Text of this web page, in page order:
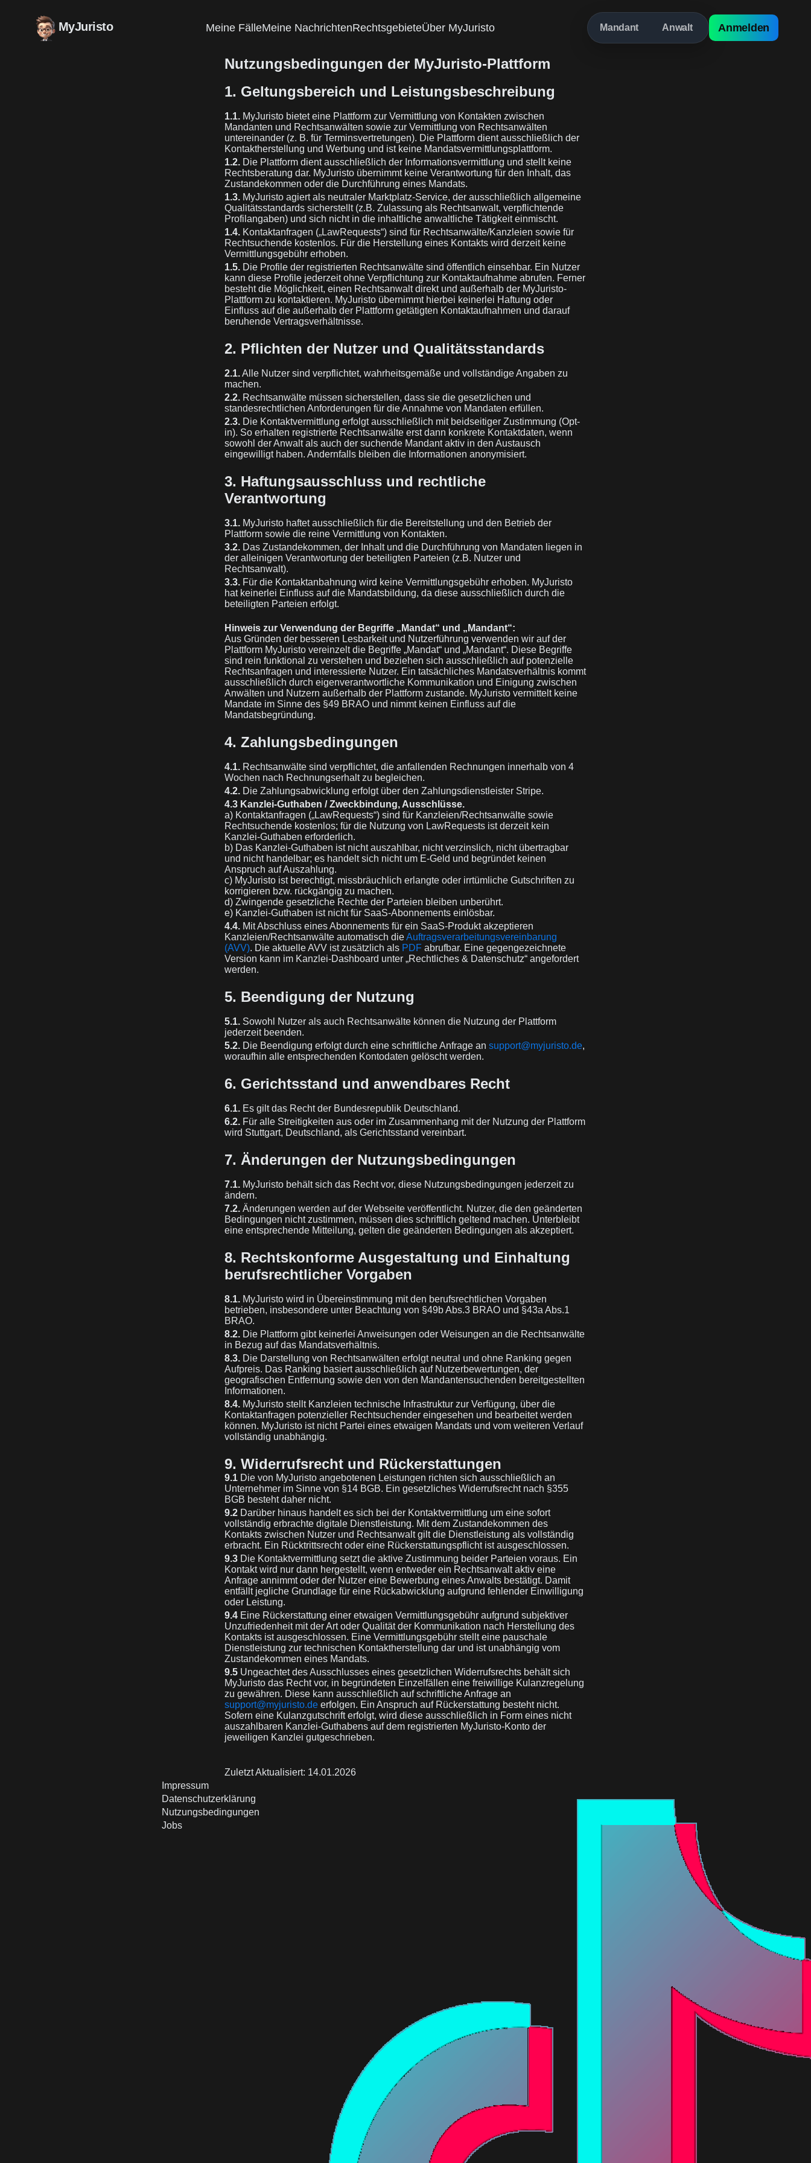
MyJuristo Meine FälleMeine NachrichtenRechtsgebieteÜber MyJuristo Mandant Anwalt Anmelden
Nutzungsbedingungen der MyJuristo-Plattform
1. Geltungsbereich und Leistungsbeschreibung
1.1. MyJuristo bietet eine Plattform zur Vermittlung von Kontakten zwischen
Mandanten und Rechtsanwälten sowie zur Vermittlung von Rechtsanwälten
untereinander (z. B. für Terminsvertretungen). Die Plattform dient ausschließlich der
Kontaktherstellung und Werbung und ist keine Mandatsvermittlungsplattform.
1.2. Die Plattform dient ausschließlich der Informationsvermittlung und stellt keine
Rechtsberatung dar. MyJuristo übernimmt keine Verantwortung für den Inhalt, das
Zustandekommen oder die Durchführung eines Mandats.
1.3. MyJuristo agiert als neutraler Marktplatz-Service, der ausschließlich allgemeine
Qualitätsstandards sicherstellt (z.B. Zulassung als Rechtsanwalt, verpflichtende
Profilangaben) und sich nicht in die inhaltliche anwaltliche Tätigkeit einmischt.
1.4. Kontaktanfragen („LawRequests“) sind für Rechtsanwälte/Kanzleien sowie für
Rechtsuchende kostenlos. Für die Herstellung eines Kontakts wird derzeit keine
Vermittlungsgebühr erhoben.
1.5. Die Profile der registrierten Rechtsanwälte sind öffentlich einsehbar. Ein Nutzer
kann diese Profile jederzeit ohne Verpflichtung zur Kontaktaufnahme abrufen. Ferner
besteht die Möglichkeit, einen Rechtsanwalt direkt und außerhalb der MyJuristo-
Plattform zu kontaktieren. MyJuristo übernimmt hierbei keinerlei Haftung oder
Einfluss auf die außerhalb der Plattform getätigten Kontaktaufnahmen und darauf
beruhende Vertragsverhältnisse.
2. Pflichten der Nutzer und Qualitätsstandards
2.1.Alle Nutzer sind verpflichtet, wahrheitsgemäße und vollständige Angaben zu
machen.
2.2. Rechtsanwälte müssen sicherstellen, dass sie die gesetzlichen und
standesrechtlichen Anforderungen für die Annahme von Mandaten erfüllen.
2.3. Die Kontaktvermittlung erfolgt ausschließlich mit beidseitiger Zustimmung (Opt-
in). So erhalten registrierte Rechtsanwälte erst dann konkrete Kontaktdaten, wenn
sowohl der Anwalt als auch der suchende Mandant aktiv in den Austausch
eingewilligt haben. Andernfalls bleiben die Informationen anonymisiert.
3. Haftungsausschluss und rechtliche
Verantwortung
3.1. MyJuristo haftet ausschließlich für die Bereitstellung und den Betrieb der
Plattform sowie die reine Vermittlung von Kontakten.
3.2. Das Zustandekommen, der Inhalt und die Durchführung von Mandaten liegen in
der alleinigen Verantwortung der beteiligten Parteien (z.B. Nutzer und
Rechtsanwalt).
3.3. Für die Kontaktanbahnung wird keine Vermittlungsgebühr erhoben. MyJuristo
hat keinerlei Einfluss auf die Mandatsbildung, da diese ausschließlich durch die
beteiligten Parteien erfolgt.
Hinweis zur Verwendung der Begriffe „Mandat“ und „Mandant“:
Aus Gründen der besseren Lesbarkeit und Nutzerführung verwenden wir auf der
Plattform MyJuristo vereinzelt die Begriffe „Mandat“ und „Mandant“. Diese Begriffe
sind rein funktional zu verstehen und beziehen sich ausschließlich auf potenzielle
Rechtsanfragen und interessierte Nutzer. Ein tatsächliches Mandatsverhältnis kommt
ausschließlich durch eigenverantwortliche Kommunikation und Einigung zwischen
Anwälten und Nutzern außerhalb der Plattform zustande. MyJuristo vermittelt keine
Mandate im Sinne des §49 BRAO und nimmt keinen Einfluss auf die
Mandatsbegründung.
4. Zahlungsbedingungen
4.1. Rechtsanwälte sind verpflichtet, die anfallenden Rechnungen innerhalb von 4
Wochen nach Rechnungserhalt zu begleichen.
4.2. Die Zahlungsabwicklung erfolgt über den Zahlungsdienstleister Stripe.
4.3 Kanzlei-Guthaben / Zweckbindung, Ausschlüsse.
a) Kontaktanfragen („LawRequests“) sind für Kanzleien/Rechtsanwälte sowie
Rechtsuchende kostenlos; für die Nutzung von LawRequests ist derzeit kein
Kanzlei-Guthaben erforderlich.
b) Das Kanzlei-Guthaben ist nicht auszahlbar, nicht verzinslich, nicht übertragbar
und nicht handelbar; es handelt sich nicht um E-Geld und begründet keinen
Anspruch auf Auszahlung.
c) MyJuristo ist berechtigt, missbräuchlich erlangte oder irrtümliche Gutschriften zu
korrigieren bzw. rückgängig zu machen.
d) Zwingende gesetzliche Rechte der Parteien bleiben unberührt.
e) Kanzlei-Guthaben ist nicht für SaaS-Abonnements einlösbar.
4.4. Mit Abschluss eines Abonnements für ein SaaS-Produkt akzeptieren
Kanzleien/Rechtsanwälte automatisch dieAuftragsverarbeitungsvereinbarung
(AVV). Die aktuelle AVV ist zusätzlich als PDF abrufbar. Eine gegengezeichnete
Version kann im Kanzlei-Dashboard unter „Rechtliches & Datenschutz“ angefordert
werden.
5. Beendigung der Nutzung
5.1. Sowohl Nutzer als auch Rechtsanwälte können die Nutzung der Plattform
jederzeit beenden.
5.2. Die Beendigung erfolgt durch eine schriftliche Anfrage an support@myjuristo.de,
woraufhin alle entsprechenden Kontodaten gelöscht werden.
6. Gerichtsstand und anwendbares Recht
6.1. Es gilt das Recht der Bundesrepublik Deutschland.
6.2. Für alle Streitigkeiten aus oder im Zusammenhang mit der Nutzung der Plattform
wird Stuttgart, Deutschland, als Gerichtsstand vereinbart.
7. Änderungen der Nutzungsbedingungen
7.1. MyJuristo behält sich das Recht vor, diese Nutzungsbedingungen jederzeit zu
ändern.
7.2. Änderungen werden auf der Webseite veröffentlicht. Nutzer, die den geänderten
Bedingungen nicht zustimmen, müssen dies schriftlich geltend machen. Unterbleibt
eine entsprechende Mitteilung, gelten die geänderten Bedingungen als akzeptiert.
8. Rechtskonforme Ausgestaltung und Einhaltung
berufsrechtlicher Vorgaben
8.1. MyJuristo wird in Übereinstimmung mit den berufsrechtlichen Vorgaben
betrieben, insbesondere unter Beachtung von §49b Abs.3 BRAO und §43a Abs.1
BRAO.
8.2. Die Plattform gibt keinerlei Anweisungen oder Weisungen an die Rechtsanwälte
in Bezug auf das Mandatsverhältnis.
8.3. Die Darstellung von Rechtsanwälten erfolgt neutral und ohne Ranking gegen
Aufpreis. Das Ranking basiert ausschließlich auf Nutzerbewertungen, der
geografischen Entfernung sowie den von den Mandantensuchenden bereitgestellten
Informationen.
8.4. MyJuristo stellt Kanzleien technische Infrastruktur zur Verfügung, über die
Kontaktanfragen potenzieller Rechtsuchender eingesehen und bearbeitet werden
können. MyJuristo ist nicht Partei eines etwaigen Mandats und vom weiteren Verlauf
vollständig unabhängig.
9. Widerrufsrecht und Rückerstattungen
9.1 Die von MyJuristo angebotenen Leistungen richten sich ausschließlich an
Unternehmer im Sinne von §14 BGB. Ein gesetzliches Widerrufsrecht nach §355
BGB besteht daher nicht.
9.2 Darüber hinaus handelt es sich bei der Kontaktvermittlung um eine sofort
vollständig erbrachte digitale Dienstleistung. Mit dem Zustandekommen des
Kontakts zwischen Nutzer und Rechtsanwalt gilt die Dienstleistung als vollständig
erbracht. Ein Rücktrittsrecht oder eine Rückerstattungspflicht ist ausgeschlossen.
9.3 Die Kontaktvermittlung setzt die aktive Zustimmung beider Parteien voraus. Ein
Kontakt wird nur dann hergestellt, wenn entweder ein Rechtsanwalt aktiv eine
Anfrage annimmt oder der Nutzer eine Bewerbung eines Anwalts bestätigt. Damit
entfällt jegliche Grundlage für eine Rückabwicklung aufgrund fehlender Einwilligung
oder Leistung.
9.4 Eine Rückerstattung einer etwaigen Vermittlungsgebühr aufgrund subjektiver
Unzufriedenheit mit der Art oder Qualität der Kommunikation nach Herstellung des
Kontakts ist ausgeschlossen. Eine Vermittlungsgebühr stellt eine pauschale
Dienstleistung zur technischen Kontaktherstellung dar und ist unabhängig vom
Zustandekommen eines Mandats.
9.5 Ungeachtet des Ausschlusses eines gesetzlichen Widerrufsrechts behält sich
MyJuristo das Recht vor, in begründeten Einzelfällen eine freiwillige Kulanzregelung
zu gewähren. Diese kann ausschließlich auf schriftliche Anfrage an
support@myjuristo.de erfolgen. Ein Anspruch auf Rückerstattung besteht nicht.
Sofern eine Kulanzgutschrift erfolgt, wird diese ausschließlich in Form eines nicht
auszahlbaren Kanzlei-Guthabens auf dem registrierten MyJuristo-Konto der
jeweiligen Kanzlei gutgeschrieben.
Zuletzt Aktualisiert: 14.01.2026
Impressum
Datenschutzerklärung
Nutzungsbedingungen
Jobs